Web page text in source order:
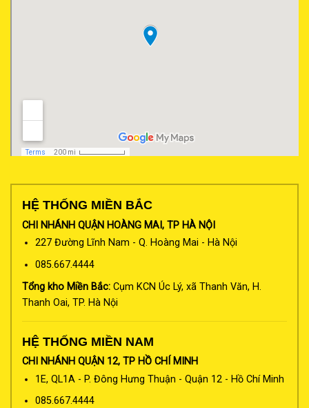
HỆ THỐNG MIỀN BẮC
CHI NHÁNH QUẬN HOÀNG MAI, TP HÀ NỘI
227 Đường Lĩnh Nam - Q. Hoàng Mai - Hà Nội
085.667.4444
Tổng kho Miền Bắc: Cụm KCN Úc Lý, xã Thanh Văn, H.
Thanh Oai, TP. Hà Nội
HỆ THỐNG MIỀN NAM
CHI NHÁNH QUẬN 12, TP HỒ CHÍ MINH
1E, QL1A - P. Đông Hưng Thuận - Quận 12 - Hồ Chí Minh
085.667.4444